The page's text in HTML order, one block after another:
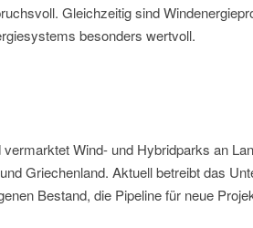
Gleichzeitig sind
besonders wertvoll.
Wind- und Hybridparks an
Griechenland. Aktuell betreibt das
Bestand, die Pipeline für neue